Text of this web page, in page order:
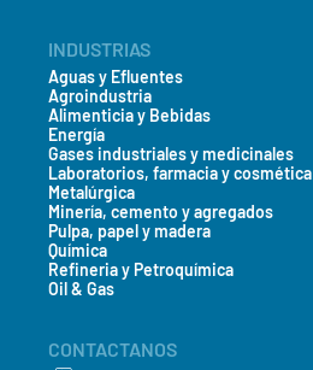
INDUSTRIAS
Aguas y Efluentes
Agroindustria
Alimenticia y Bebidas
Energía
Gases industriales y medicinales
Laboratorios, farmacia y cosmética
Metalúrgica
Minería, cemento y agregados
Pulpa, papel y madera
Química
Refineria y Petroquímica
Oil & Gas
CONTACTANOS